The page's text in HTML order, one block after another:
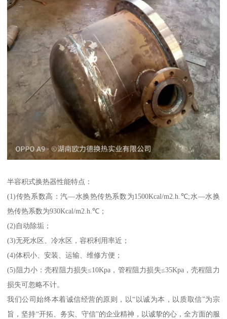
半容积式换热器性能特点：
(1)传热系数高：汽—水换热传热系数为1500Kcal/m2.h.℃;水—水换
热传热系数为930Kcal/m2.h.℃；
(2)自动除垢；
(3)无死水区、冷水区，容积利用率近；
(4)体积小、安装、运输、维修方便；
(5)阻力小：壳程阻力损失≤10Kpa，管程阻力损失≤35Kpa，壳程阻力
损失可忽略不计。
我们公司始终本着诚信经营的原则，以“以诚为本，以质取信”为宗
旨，坚持“开拓、务实、守信”的企业精神，以诚挚的心，全方面的服